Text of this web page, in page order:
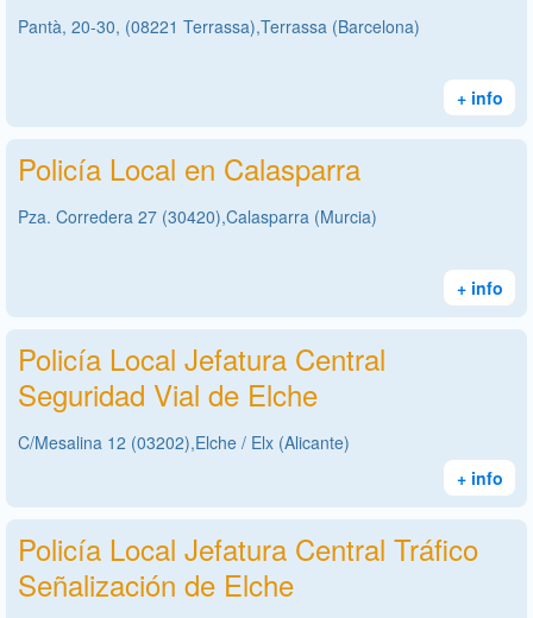
Pantà, 20-30, (08221 Terrassa),Terrassa (Barcelona)
+ info
Policía Local en Calasparra
Pza. Corredera 27 (30420),Calasparra (Murcia)
+ info
Policía Local Jefatura Central
Seguridad Vial de Elche
C/Mesalina 12 (03202),Elche / Elx (Alicante)
+ info
Policía Local Jefatura Central Tráfico
Señalización de Elche